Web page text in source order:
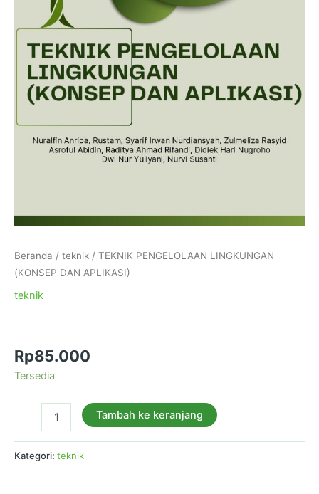
Beranda / teknik / TEKNIK PENGELOLAAN LINGKUNGAN
(KONSEP DAN APLIKASI)
teknik
Rp85.000
Tersedia
Tambah ke keranjang
Kategori: teknik